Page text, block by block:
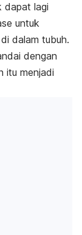
dapat lagi
untuk
dalam tubuh.
dengan
itu menjadi